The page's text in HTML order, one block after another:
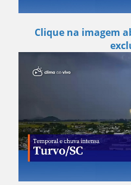
Clique na imagem